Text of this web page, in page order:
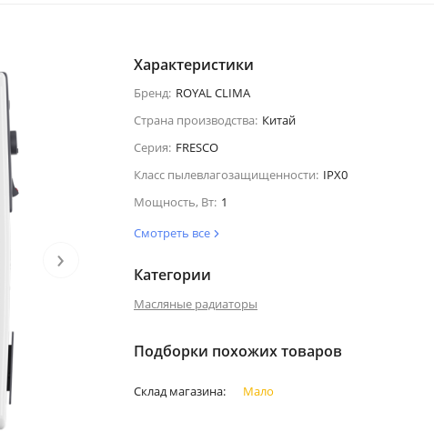
›
Характеристики
Бренд: ROYAL CLIMA
Страна производства: Китай
Серия: FRESCO
Класс пылевлагозащищенности: IPX0
Мощность, Вт: 1
Смотреть все
Категории
Масляные радиаторы
Подборки похожих товаров
Склад магазина: Мало